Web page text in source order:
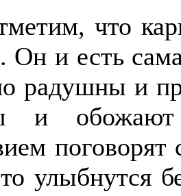
что
Он и есть
радушны и
и
улыбнутся